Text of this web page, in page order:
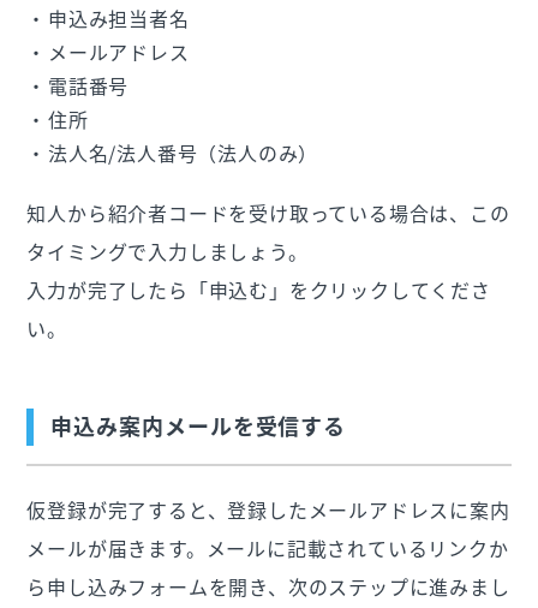
申込み担当者名
メールアドレス
電話番号
住所
法人名/法人番号（法人のみ）
知人から紹介者コードを受け取っている場合は、この
タイミングで入力しましょう。
入力が完了したら「申込む」をクリックしてくださ
い。
申込み案内メールを受信する
仮登録が完了すると、登録したメールアドレスに案内
メールが届きます。メールに記載されているリンクか
ら申し込みフォームを開き、次のステップに進みまし